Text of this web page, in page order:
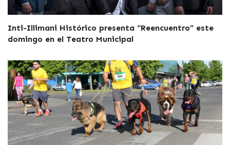
Inti-Illimani Histórico presenta “Reencuentro” este
domingo en el Teatro Municipal